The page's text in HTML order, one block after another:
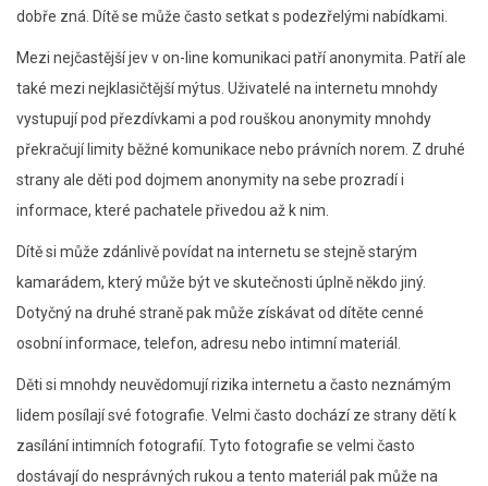
dobře zná. Dítě se může často setkat s podezřelými nabídkami.
Mezi nejčastější jev v on-line komunikaci patří anonymita. Patří ale
také mezi nejklasičtější mýtus. Uživatelé na internetu mnohdy
vystupují pod přezdívkami a pod rouškou anonymity mnohdy
překračují limity běžné komunikace nebo právních norem. Z druhé
strany ale děti pod dojmem anonymity na sebe prozradí i
informace, které pachatele přivedou až k nim.
Dítě si může zdánlivě povídat na internetu se stejně starým
kamarádem, který může být ve skutečnosti úplně někdo jiný.
Dotyčný na druhé straně pak může získávat od dítěte cenné
osobní informace, telefon, adresu nebo intimní materiál.
Děti si mnohdy neuvědomují rizika internetu a často neznámým
lidem posílají své fotografie. Velmi často dochází ze strany dětí k
zasílání intimních fotografií. Tyto fotografie se velmi často
dostávají do nesprávných rukou a tento materiál pak může na